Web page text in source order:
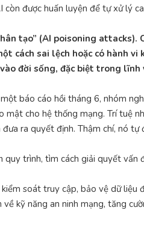
được huấn luyện để tự xử lý
tạo” (AI poisoning attacks).
cách sai lệch hoặc có hành vi
đời sống, đặc biệt trong
báo cáo hồi tháng 6, nhóm
cho hệ thống mạng. Trí tuệ
ra quyết định. Thậm chí, nó
trình, tìm cách giải quyết vấn
soát truy cập, bảo vệ dữ liệu
kỹ năng an ninh mạng, tăng